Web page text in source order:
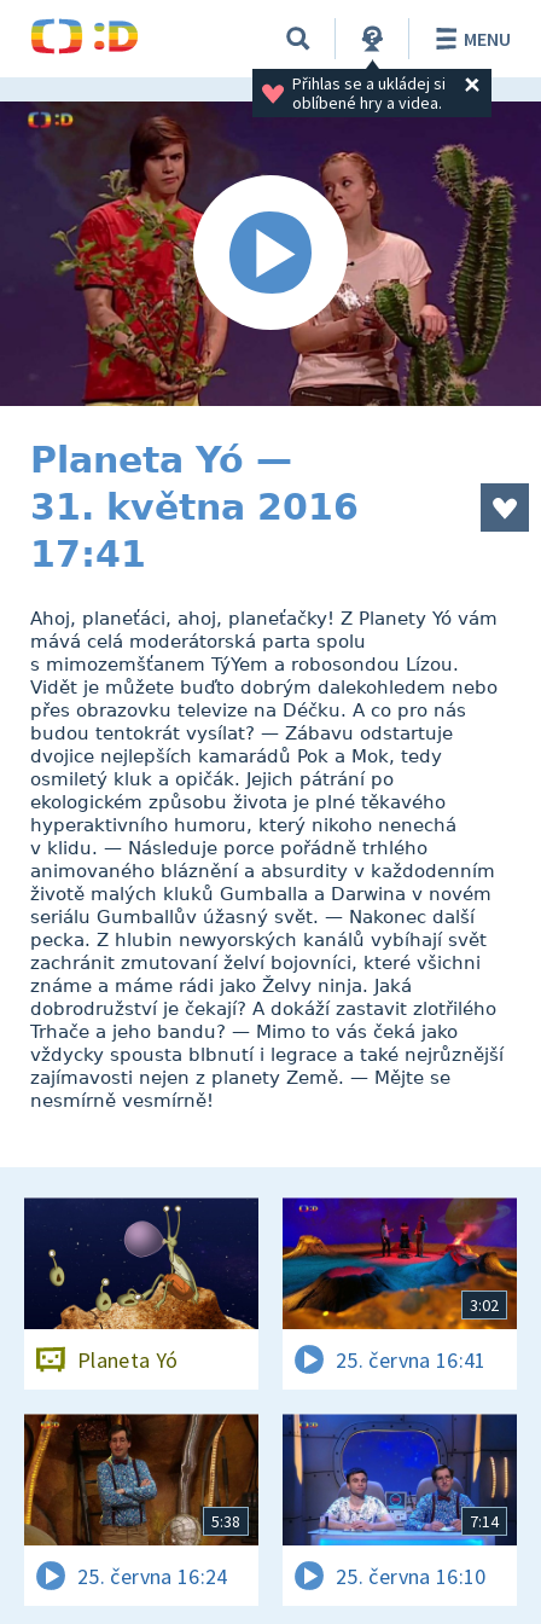
Přihlas se a ukládej si
oblíbené hry a videa.
MENU
Planeta Yó —
31. května 2016
17:41
Ahoj, planeťáci, ahoj, planeťačky! Z Planety Yó vám
mává celá moderátorská parta spolu
s mimozemšťanem TýYem a robosondou Lízou.
Vidět je můžete buďto dobrým dalekohledem nebo
přes obrazovku televize na Déčku. A co pro nás
budou tentokrát vysílat? — Zábavu odstartuje
dvojice nejlepších kamarádů Pok a Mok, tedy
osmiletý kluk a opičák. Jejich pátrání po
ekologickém způsobu života je plné těkavého
hyperaktivního humoru, který nikoho nenechá
v klidu. — Následuje porce pořádně trhlého
animovaného bláznění a absurdity v každodenním
životě malých kluků Gumballa a Darwina v novém
seriálu Gumballův úžasný svět. — Nakonec další
pecka. Z hlubin newyorských kanálů vybíhají svět
zachránit zmutovaní želví bojovníci, které všichni
známe a máme rádi jako Želvy ninja. Jaká
dobrodružství je čekají? A dokáží zastavit zlotřilého
Trhače a jeho bandu? — Mimo to vás čeká jako
vždycky spousta blbnutí i legrace a také nejrůznější
zajímavosti nejen z planety Země. — Mějte se
nesmírně vesmírně!
Planeta Yó
3:02
25. června 16:41
5:38
25. června 16:24
7:14
25. června 16:10